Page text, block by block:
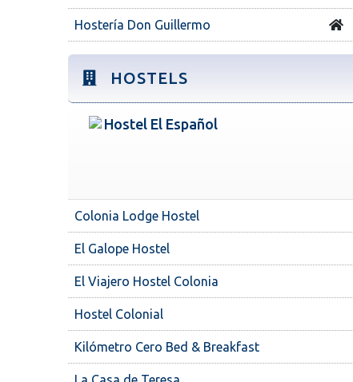
Hostería Don Guillermo
HOSTELS
Hostel El Español
Colonia Lodge Hostel
El Galope Hostel
El Viajero Hostel Colonia
Hostel Colonial
Kilómetro Cero Bed & Breakfast